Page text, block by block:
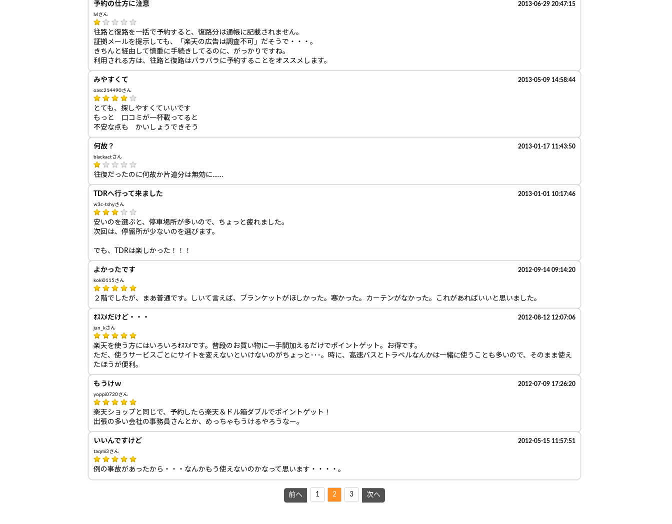
予約の仕方に注意 2013-06-29 20:47:15
lvlさん
往路と復路を一括で予約すると、復路分は通帳に記載されません。
証拠メールを提示しても、「楽天の広告は調査不可」だそうで・・・。
きちんと経由して慎重に手続きしてるのに、がっかりですね。
利用される方は、往路と復路はバラバラに予約することをオススメします。
みやすくて 2013-05-09 14:58:44
oasc214490さん
とても、探しやすくていいです
もっと 口コミが一杯載ってると
不安な点も かいしょうできそう
何故？ 2013-01-17 11:43:50
blackactさん
往復だったのに何故か片道分は無効に……
TDRへ行って来ました 2013-01-01 10:17:46
w3c-tshyさん
安いのを選ぶと、停車場所が多いので、ちょっと疲れました。
次回は、停留所が少ないのを選びます。
でも、TDRは楽しかった！！！
よかったです 2012-09-14 09:14:20
koki0115さん
２階でしたが、まあ普通です。しいて言えば、ブランケットがほしかった。寒かった。カーテンがなかった。これがあればいいと思いました。
ｵｽｽﾒだけど・・・ 2012-08-12 12:07:06
jun_kさん
楽天を使う方にはいろいろｵｽｽﾒです。普段のお買い物に一手間加えるだけでポイントゲット。お得です。
ただ、使うサービスごとにサイトを変えないといけないのがちょっと･･･。時に、高速バスとトラベルなんかは一緒に使うことも多いので、そのまま使え
たほうが便利。
もうけｗ 2012-07-09 17:26:20
yoppi0720さん
楽天ショップと同じで、予約したら楽天＆ドル箱ダブルでポイントゲット！
出張の多い会社の事務員さんとか、めっちゃもうけるやろうなー。
いいんですけど 2012-05-15 11:57:51
taqmi3さん
例の事故があったから・・・なんかもう使えないのかなって思います・・・・。
前へ 1 2 3 次へ